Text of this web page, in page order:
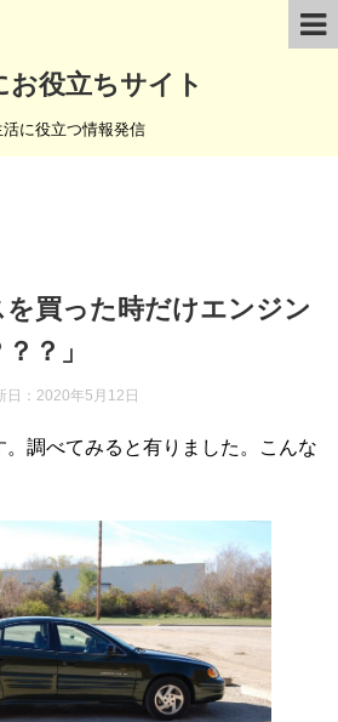
お役立ちサイト
活に役立つ情報発信
を買った時だけエンジン
？」
： 2020年5月12日
調べてみると有りました。こんな